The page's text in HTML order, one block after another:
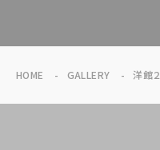
HOME GALLERY 洋館